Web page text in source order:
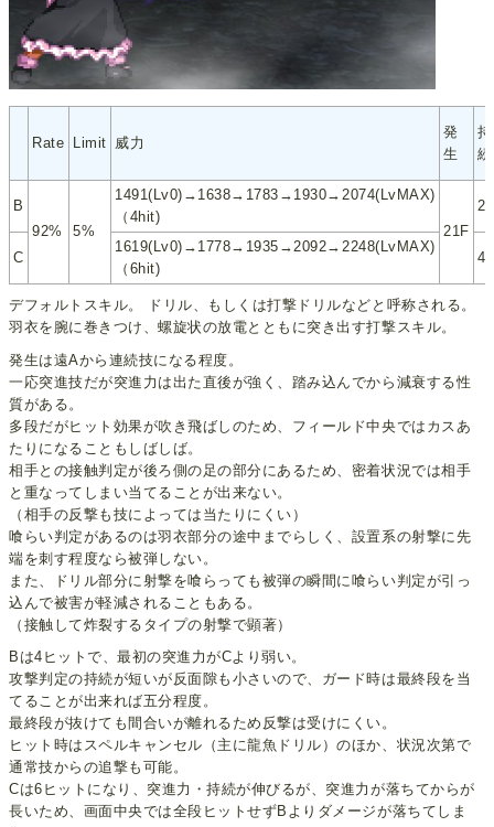
Rate Limit 威力
発
生
持
続
B
92%
5%
1491(Lv0)→1638→1783→1930→2074(LvMAX)
（4hit)
21F
C
1619(Lv0)→1778→1935→2092→2248(LvMAX)
（6hit)
デフォルトスキル。 ドリル、もしくは打撃ドリルなどと呼称される。
羽衣を腕に巻きつけ、螺旋状の放電とともに突き出す打撃スキル。
発生は遠Aから連続技になる程度。
一応突進技だが突進力は出た直後が強く、踏み込んでから減衰する性
質がある。
多段だがヒット効果が吹き飛ばしのため、フィールド中央ではカスあ
たりになることもしばしば。
相手との接触判定が後ろ側の足の部分にあるため、密着状況では相手
と重なってしまい当てることが出来ない。
（相手の反撃も技によっては当たりにくい）
喰らい判定があるのは羽衣部分の途中までらしく、設置系の射撃に先
端を刺す程度なら被弾しない。
また、ドリル部分に射撃を喰らっても被弾の瞬間に喰らい判定が引っ
込んで被害が軽減されることもある。
（接触して炸裂するタイプの射撃で顕著）
Bは4ヒットで、最初の突進力がCより弱い。
攻撃判定の持続が短いが反面隙も小さいので、ガード時は最終段を当
てることが出来れば五分程度。
最終段が抜けても間合いが離れるため反撃は受けにくい。
ヒット時はスペルキャンセル（主に龍魚ドリル）のほか、状況次第で
通常技からの追撃も可能。
Cは6ヒットになり、突進力・持続が伸びるが、突進力が落ちてからが
長いため、画面中央では全段ヒットせずBよりダメージが落ちてしま